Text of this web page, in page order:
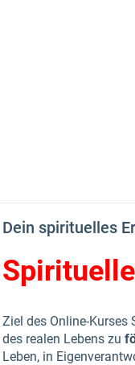
Dein spirituelles
Ziel des Online-Kurses
des realen Lebens zu
Leben, in